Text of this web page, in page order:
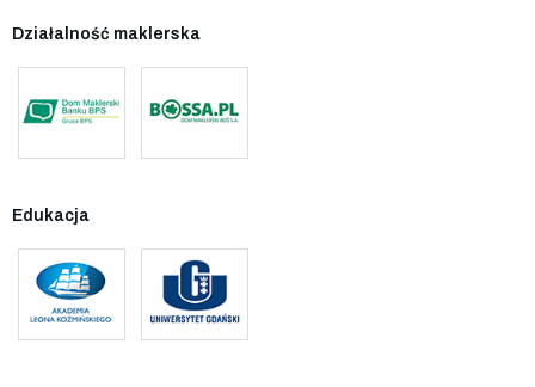
Działalność maklerska
Edukacja